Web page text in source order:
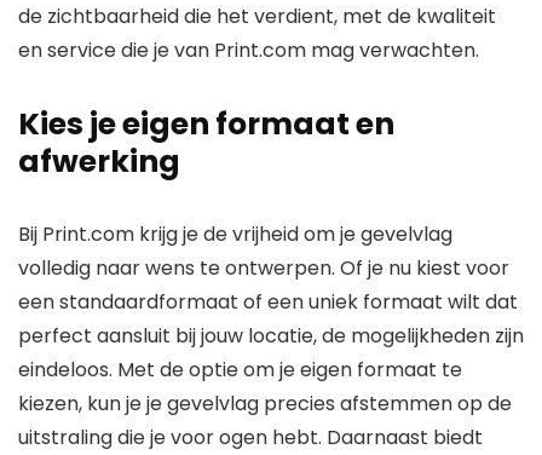
de zichtbaarheid die het verdient, met de kwaliteit
en service die je van Print.com mag verwachten.
Kies je eigen formaat en
afwerking
Bij Print.com krijg je de vrijheid om je gevelvlag
volledig naar wens te ontwerpen. Of je nu kiest voor
een standaardformaat of een uniek formaat wilt dat
perfect aansluit bij jouw locatie, de mogelijkheden zijn
eindeloos. Met de optie om je eigen formaat te
kiezen, kun je je gevelvlag precies afstemmen op de
uitstraling die je voor ogen hebt. Daarnaast biedt